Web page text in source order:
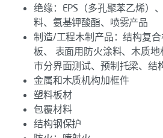
绝缘：EPS（多孔聚苯乙烯）
料、氨基钾酸酯、喷雾产品
制造/工程木制产品：结构复
板、 表面用防火涂料、木质
市分界面测试、预制托梁、结
金属和木质机构加框件
塑料板材
包覆材料
结构钢保护